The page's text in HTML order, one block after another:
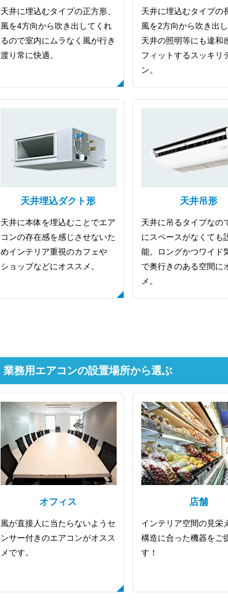
天井に埋込むタイプの正方形、
風を4方向から吹き出してくれ
るので室内にムラなく風が行き
渡り常に快適。
天井に埋込むタイプの
風を2方向から吹き出し
天井の照明等にも違和
フィットするスッキリ
ン。
天井埋込ダクト形
天井に本体を埋込むことでエア
コンの存在感を感じさせないた
めインテリア重視のカフェや
ショップなどにオススメ。
天井吊形
天井に吊るタイプなの
にスペースがなくても
能。ロングかつワイド
で奥行きのある空間に
メ。
業務用エアコンの設置場所から選ぶ
オフィス
風が直接人に当たらないようセ
ンサー付きのエアコンがオスス
メです。
店舗
インテリア空間の見栄
構造に合った機器をご
す！
折り返しのご連絡
(ご選択ください)